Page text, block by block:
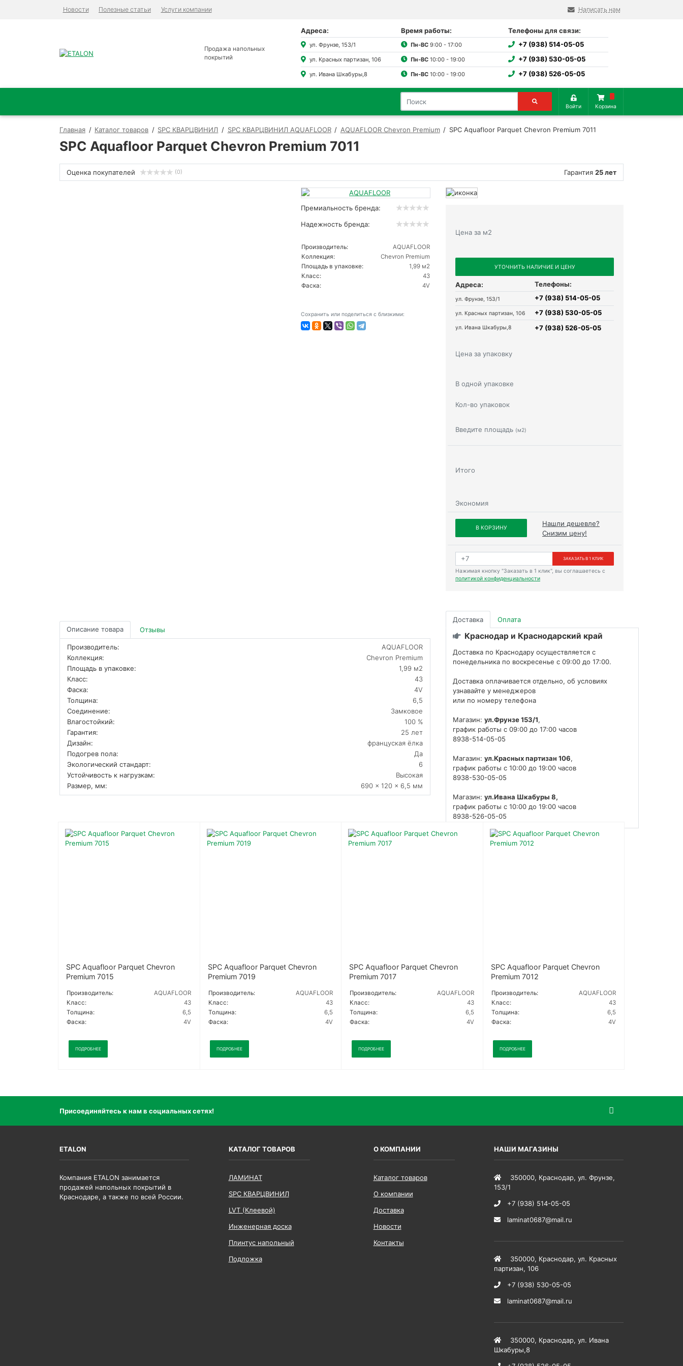
Новости Полезные статьи Услуги компании Написать нам
Продажа напольных
покрытий
Адреса:
ул. Фрунзе, 153/1
ул. Красных партизан, 106
ул. Ивана Шкабуры,8
Время работы:
Пн-ВС 9:00 - 17:00
Пн-ВС 10:00 - 19:00
Пн-ВС 10:00 - 19:00
Телефоны для связи:
+7 (938) 514-05-05
+7 (938) 530-05-05
+7 (938) 526-05-05
Войти Корзина
Главная Каталог товаров SPC КВАРЦВИНИЛ SPC КВАРЦВИНИЛ AQUAFLOOR AQUAFLOOR Chevron Premium SPC Aquafloor Parquet Chevron Premium 7011
SPC Aquafloor Parquet Chevron Premium 7011
Оценка покупателей (0) Гарантия 25 лет
Премиальность бренда:
Надежность бренда:
Производитель:
AQUAFLOOR
Коллекция:
Chevron Premium
Площадь в упаковке:
1,99 м2
Класс:
43
Фаска:
4V
Сохранить или поделиться с близкими:
Цена за м2
УТОЧНИТЬ НАЛИЧИЕ И ЦЕНУ
Адреса:
ул. Фрунзе, 153/1
ул. Красных партизан, 106
ул. Ивана Шкабуры,8
Телефоны:
+7 (938) 514-05-05
+7 (938) 530-05-05
+7 (938) 526-05-05
Цена за упаковку
В одной упаковке
Кол-во упаковок
Введите площадь (м2)
Итого
Экономия
В КОРЗИНУ
Нашли дешевле?
Снизим цену!
ЗАКАЗАТЬ В 1 КЛИК
Нажимая кнопку "Заказать в 1 клик", вы соглашаетесь с
политикой конфиденциальности
Доставка Оплата
Краснодар и Краснодарский край
Доставка по Краснодару осуществляется с
понедельника по воскресенье с 09:00 до 17:00.
Доставка оплачивается отдельно, об условиях
узнавайте у менеджеров
или по номеру телефона
Магазин: ул.Фрунзе 153/1,
график работы с 09:00 до 17:00 часов
8938-514-05-05
Магазин: ул.Красных партизан 106,
график работы с 10:00 до 19:00 часов
8938-530-05-05
Магазин: ул.Ивана Шкабуры 8,
график работы с 10:00 до 19:00 часов
8938-526-05-05
Описание товара Отзывы
Производитель:
AQUAFLOOR
Коллекция:
Chevron Premium
Площадь в упаковке:
1,99 м2
Класс:
43
Фаска:
4V
Толщина:
6,5
Соединение:
Замковое
Влагостойкий:
100 %
Гарантия:
25 лет
Дизайн:
француская ёлка
Подогрев пола:
Да
Экологический стандарт:
6
Устойчивость к нагрузкам:
Высокая
Размер, мм:
690 × 120 × 6,5 мм
SPC Aquafloor Parquet Chevron
Premium 7015
Производитель:
AQUAFLOOR
Класс:
43
Толщина:
6,5
Фаска:
4V
ПОДРОБНЕЕ
SPC Aquafloor Parquet Chevron
Premium 7019
Производитель:
AQUAFLOOR
Класс:
43
Толщина:
6,5
Фаска:
4V
ПОДРОБНЕЕ
SPC Aquafloor Parquet Chevron
Premium 7017
Производитель:
AQUAFLOOR
Класс:
43
Толщина:
6,5
Фаска:
4V
ПОДРОБНЕЕ
SPC Aquafloor Parquet Chevron
Premium 7012
Производитель:
AQUAFLOOR
Класс:
43
Толщина:
6,5
Фаска:
4V
ПОДРОБНЕЕ
Присоединяйтесь к нам в социальных сетях!
ETALON
Компания ETALON занимается
продажей напольных покрытий в
Краснодаре, а также по всей России.
КАТАЛОГ ТОВАРОВ
ЛАМИНАТ
SPC КВАРЦВИНИЛ
LVT (Клеевой)
Инженерная доска
Плинтус напольный
Подложка
О КОМПАНИИ
Каталог товаров
О компании
Доставка
Новости
Контакты
НАШИ МАГАЗИНЫ
350000, Краснодар, ул. Фрунзе,
153/1
+7 (938) 514-05-05
laminat0687@mail.ru
350000, Краснодар, ул. Красных
партизан, 106
+7 (938) 530-05-05
laminat0687@mail.ru
350000, Краснодар, ул. Ивана
Шкабуры,8